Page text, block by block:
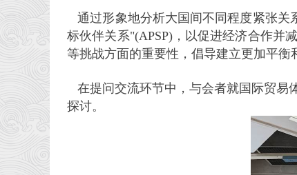
通过形象地分析大国间不同程度紧张关
标伙伴关系"(APSP)，以促进经济合作并
等挑战方面的重要性，倡导建立更加平衡
在提问交流环节中，与会者就国际贸易
探讨。